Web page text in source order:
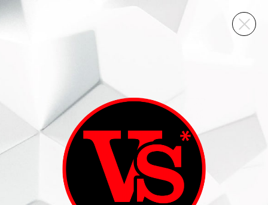
ВИННЫЙ СКЛАД